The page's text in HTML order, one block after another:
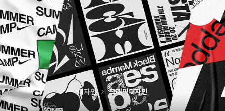
디자인 그래픽디자인